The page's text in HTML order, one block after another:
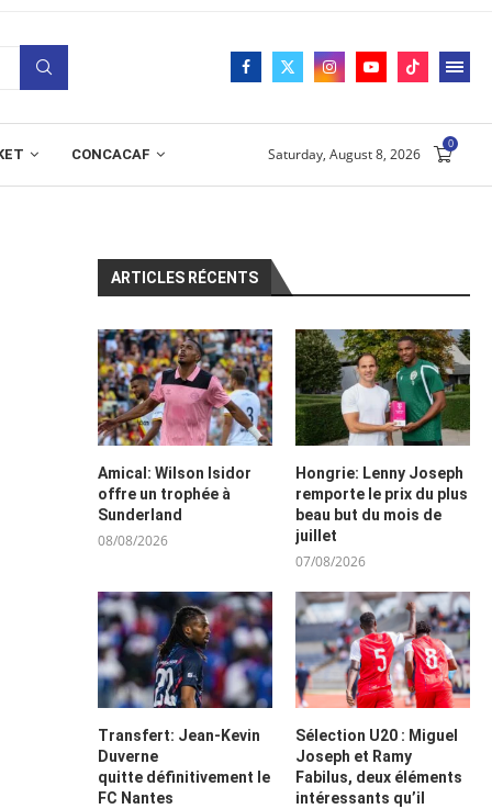
CONCACAF Saturday, August 8, 2026
0
ARTICLES RÉCENTS
Amical: Wilson Isidor
offre un trophée à
Sunderland
08/08/2026
Hongrie: Lenny Joseph
remporte le prix du plus
beau but du mois de
juillet
07/08/2026
Transfert: Jean-Kevin
Duverne
quitte définitivement le
FC Nantes
Sélection U20 : Miguel
Joseph et Ramy
Fabilus, deux éléments
intéressants qu’il